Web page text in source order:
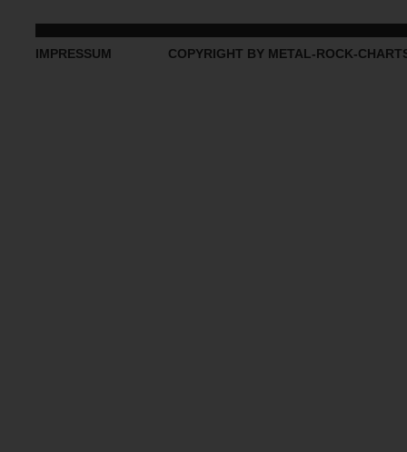
IMPRESSUM COPYRIGHT BY METAL-ROCK-